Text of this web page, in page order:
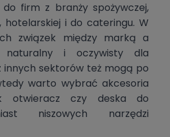
firm z branży spożywczej,
hotelarskiej i do cateringu. W
związek między marką a
naturalny i oczywisty dla
innych sektorów też mogą po
warto wybrać akcesoria
otwieracz czy deska do
niszowych narzędzi